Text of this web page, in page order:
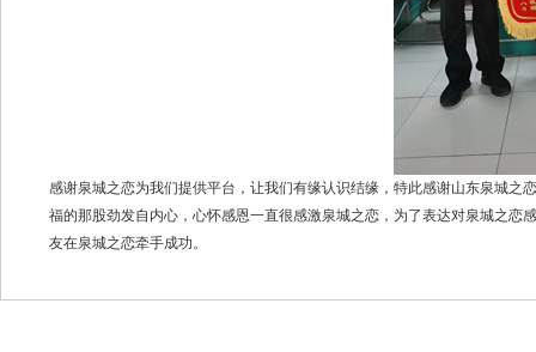
感谢泉城之恋为我们提供平台，让我们有缘认识结缘，特此感谢山东泉城
福的那股劲发自内心，心怀感恩一直很感激泉城之恋，为了表达对泉城之
友在泉城之恋牵手成功。